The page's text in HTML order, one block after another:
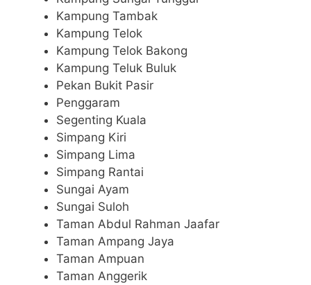
Kampung Tambak
Kampung Telok
Kampung Telok Bakong
Kampung Teluk Buluk
Pekan Bukit Pasir
Penggaram
Segenting Kuala
Simpang Kiri
Simpang Lima
Simpang Rantai
Sungai Ayam
Sungai Suloh
Taman Abdul Rahman Jaafar
Taman Ampang Jaya
Taman Ampuan
Taman Anggerik